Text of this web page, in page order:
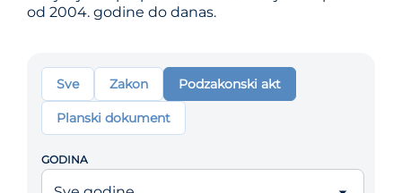
od 2004. godine do danas.
Sve Zakon Podzakonski akt
Planski dokument
GODINA